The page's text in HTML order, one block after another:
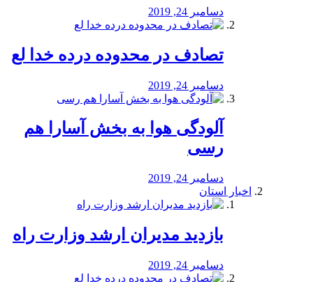
دسامبر 24, 2019
تصادف در محدوده درده خدا لع
دسامبر 24, 2019
آلودگی هوا به بخش آسارا هم
رسی
دسامبر 24, 2019
اخبار استان
بازدید مدیران ارشد وزارت راه
دسامبر 24, 2019